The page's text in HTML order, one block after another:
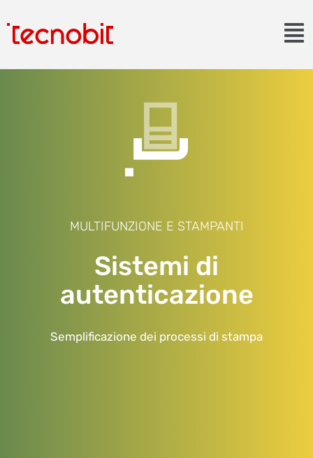
MULTIFUNZIONE E STAMPANTI
Sistemi di
autenticazione
Semplificazione dei processi di stampa